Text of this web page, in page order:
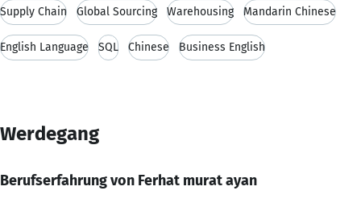
Supply Chain Global Sourcing Warehousing Mandarin Chinese
English Language SQL Chinese Business English
Werdegang
Berufserfahrung von Ferhat murat ayan